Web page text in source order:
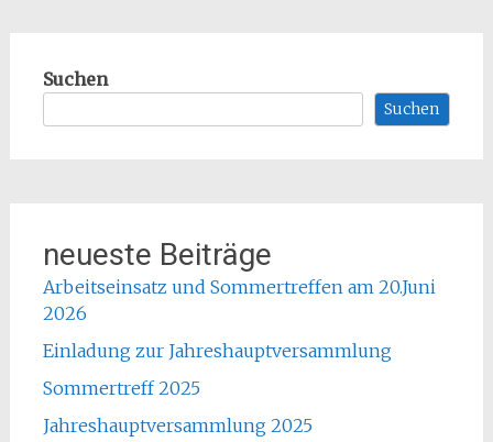
Suchen
Suchen
neueste Beiträge
Arbeitseinsatz und Sommertreffen am 20.Juni
2026
Einladung zur Jahreshauptversammlung
Sommertreff 2025
Jahreshauptversammlung 2025